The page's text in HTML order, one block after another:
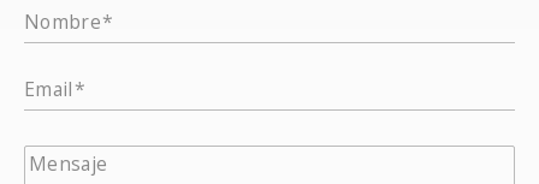
Nombre
Email
Mensaje